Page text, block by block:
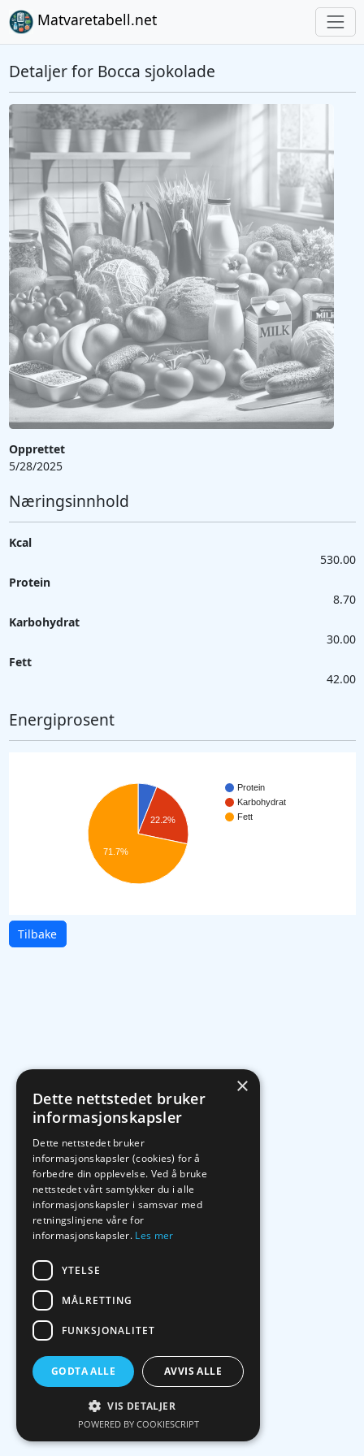
Matvaretabell.net
Detaljer for Bocca sjokolade
Opprettet
5/28/2025
Næringsinnhold
Kcal
530.00
Protein
8.70
Karbohydrat
30.00
Fett
42.00
Energiprosent
Protein
Karbohydrat
Fett
22.2%
71.7%
Tilbake
×
Dette nettstedet bruker
informasjonskapsler
Dette nettstedet bruker
informasjonskapsler (cookies) for å
forbedre din opplevelse. Ved å bruke
nettstedet vårt samtykker du i alle
informasjonskapsler i samsvar med
retningslinjene våre for
informasjonskapsler. Les mer
YTELSE
MÅLRETTING
FUNKSJONALITET
GODTA ALLE AVVIS ALLE
VIS DETALJER
POWERED BY COOKIESCRIPT